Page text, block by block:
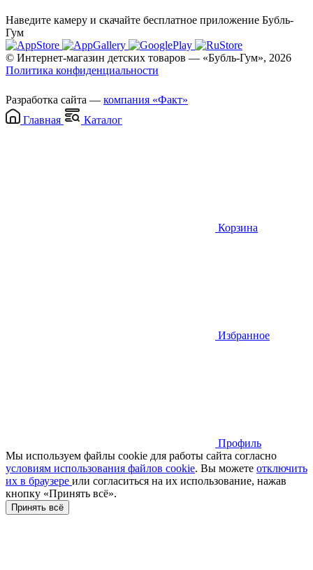
Наведите камеру и скачайте бесплатное приложение Бубль-
Гум
© Интернет-магазин детских товаров — «Бубль-Гум», 2026
Политика конфиденциальности
Разработка сайта — компания «Факт»
Главная
Каталог
Корзина
Избранное
Профиль
Мы используем файлы cookie для работы сайта согласно
условиям использования файлов cookie. Вы можете отключить
их в браузере или cогласиться на их использование, нажав
кнопку «Принять всё».
Принять всё